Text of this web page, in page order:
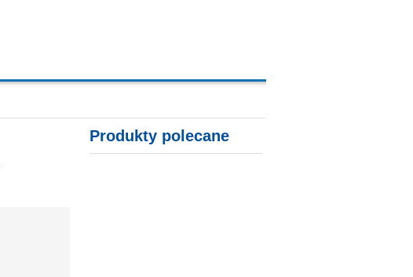
Produkty polecane